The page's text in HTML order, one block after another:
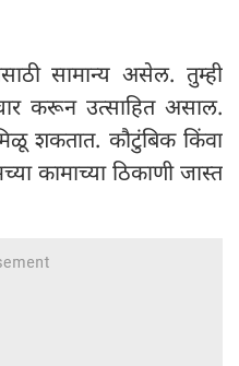
सामान्य असेल. तुम्ही
करून उत्साहित असाल.
शकतात. कौटुंबिक किंवा
कामाच्या ठिकाणी जास्त